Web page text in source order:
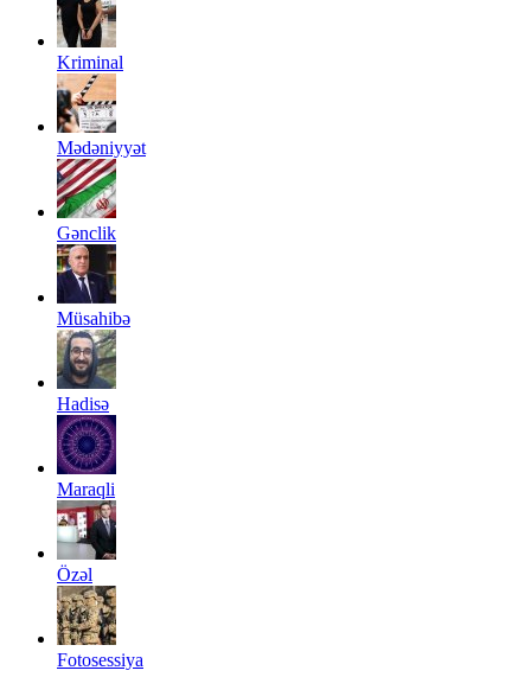
Kriminal
Mədəniyyət
Gənclik
Müsahibə
Hadisə
Maraqli
Özəl
Fotosessiya